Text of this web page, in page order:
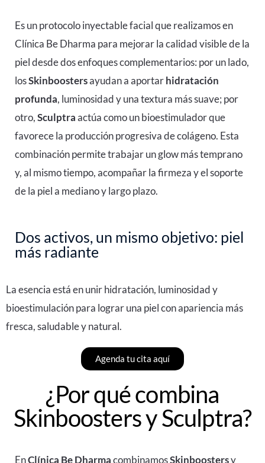
Es un protocolo inyectable facial que realizamos en
Clínica Be Dharma para mejorar la calidad visible de la
piel desde dos enfoques complementarios: por un lado,
losSkinboostersayudan a aportarhidratación
profunda, luminosidad y una textura más suave; por
otro,Sculptraactúa como un bioestimulador que
favorece la producción progresiva de colágeno. Esta
combinación permite trabajar un glow más temprano
y, al mismo tiempo, acompañar la firmeza y el soporte
de la piel a mediano y largo plazo.
Dos activos, un mismo objetivo: piel
más radiante
La esencia está en unir hidratación, luminosidad y
bioestimulación para lograr una piel con apariencia más
fresca, saludable y natural.
Agenda tu cita aquí
¿Por qué combina
Skinboosters y Sculptra?
EnClínica Be DharmacombinamosSkinboostersy